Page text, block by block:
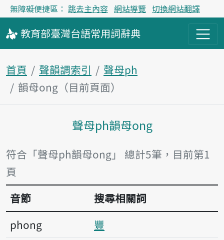
無障礙便捷區： 跳去主內容 網站導覽 切換網站翻譯
教育部臺灣台語常用詞辭典
首頁 聲韻調索引
聲母ph
韻母ong（目前頁面）
主內容區塊
聲母ph韻母ong
符合「聲母ph韻母ong」 總計5筆，目前第1
頁
音節
搜尋相關詞
phong
豐